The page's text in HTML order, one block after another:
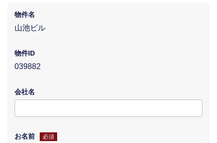
物件名
山池ビル
物件ID
039882
会社名
お名前 必須